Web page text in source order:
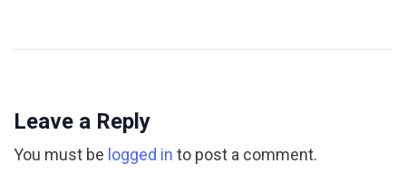
Leave a Reply
You must be logged in to post a comment.